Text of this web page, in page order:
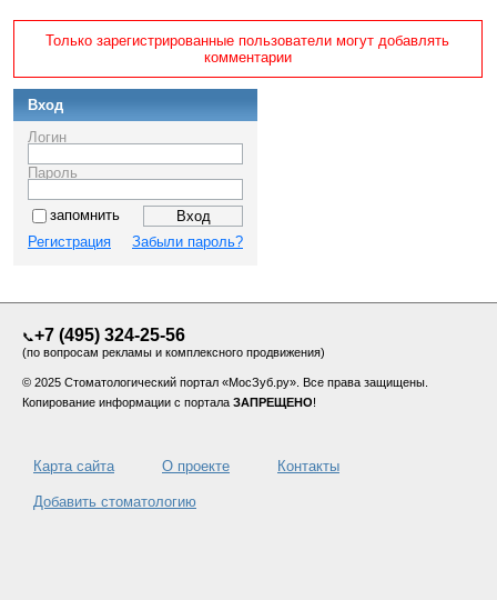
Только зарегистрированные пользователи могут добавлять
комментарии
Вход
Логин
Пароль
запомнить
Регистрация
Забыли пароль?
📞+7 (495) 324-25-56
(по вопросам рекламы и комплексного продвижения)
© 2025 Стоматологический портал «МосЗуб.ру». Все права защищены.
Копирование информации с портала ЗАПРЕЩЕНО!
Карта сайта О проекте Контакты
Добавить стоматологию